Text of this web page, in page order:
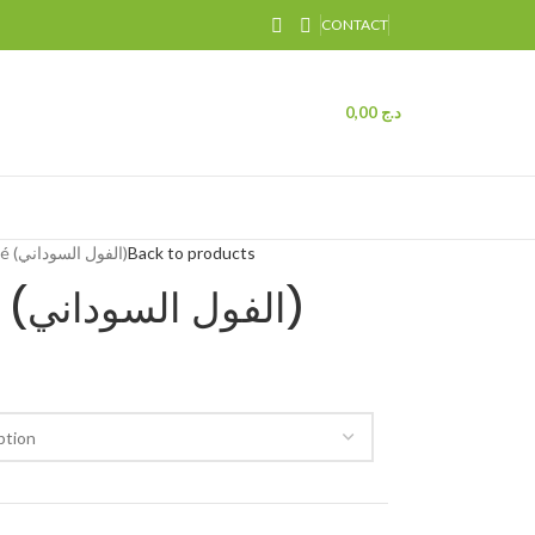
CONTACT
د.ج
cacahuète pelé (الفول السوداني)Back to products
cacahuète pelé (الفول السوداني)